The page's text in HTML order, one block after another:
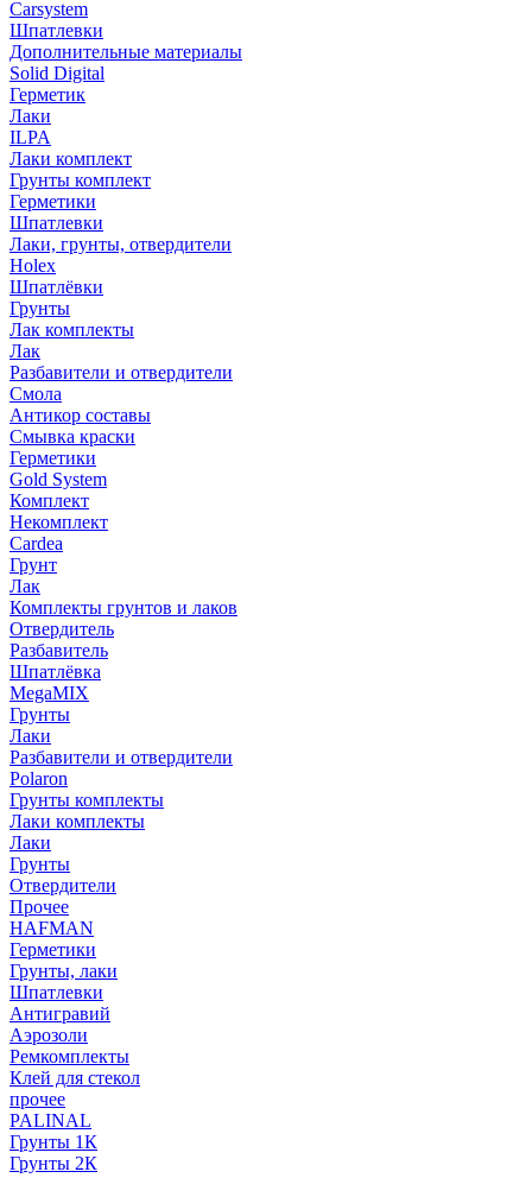
Carsystem
Шпатлевки
Дополнительные материалы
Solid Digital
Герметик
Лаки
ILPA
Лаки комплект
Грунты комплект
Герметики
Шпатлевки
Лаки, грунты, отвердители
Holex
Шпатлёвки
Грунты
Лак комплекты
Лак
Разбавители и отвердители
Смола
Антикор составы
Смывка краски
Герметики
Gold System
Комплект
Некомплект
Cardea
Грунт
Лак
Комплекты грунтов и лаков
Отвердитель
Разбавитель
Шпатлёвка
MegaMIX
Грунты
Лаки
Разбавители и отвердители
Polaron
Грунты комплекты
Лаки комплекты
Лаки
Грунты
Отвердители
Прочее
HAFMAN
Герметики
Грунты, лаки
Шпатлевки
Антигравий
Аэрозоли
Ремкомплекты
Клей для стекол
прочее
PALINAL
Грунты 1К
Грунты 2К